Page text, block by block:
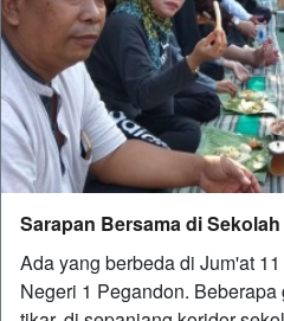
Sarapan Bersama di Sekolah
Ada yang berbeda di Jum'at
Negeri 1 Pegandon.